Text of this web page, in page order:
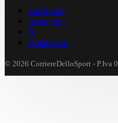
Facebook
Instagram
X
WhatsApp
© 2026 CorriereDelloSport - P.Iva